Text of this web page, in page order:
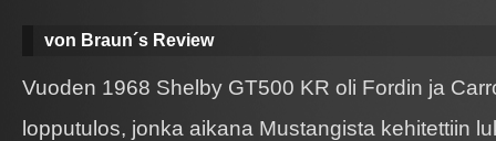
von Braun´s Review
Vuoden 1968 Shelby GT500 KR oli Fordin ja
lopputulos, jonka aikana Mustangista kehitettiin